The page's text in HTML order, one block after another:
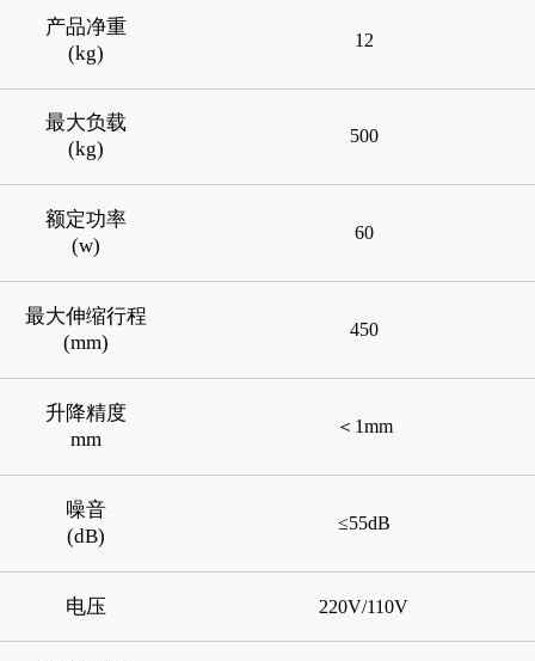
产品净重
(kg)
12
最大负载
(kg)
500
额定功率
(w)
60
最大伸缩行程
(mm)
450
升降精度
mm
＜1mm
噪音
(dB)
≤55dB
电压 220V/110V